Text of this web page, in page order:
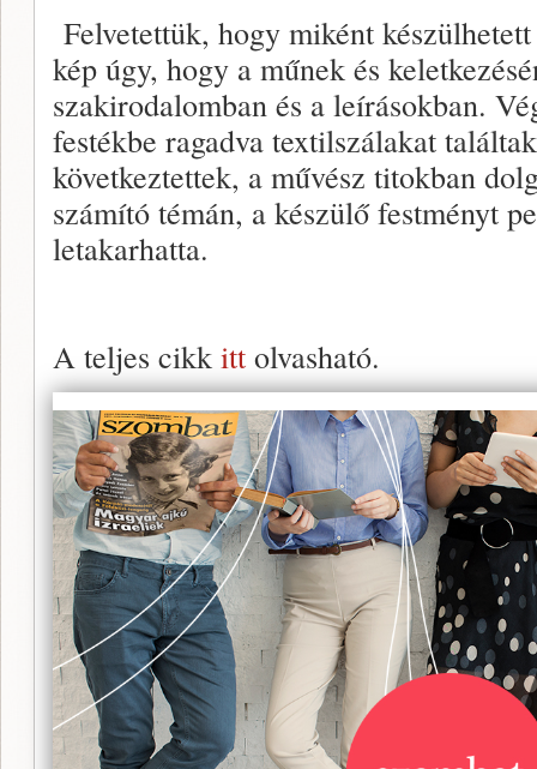
Felvetettük, hogy miként
kép úgy, hogy a műnek és
szakirodalomban és a leírásokban.
festékbe ragadva textilszálakat
következtettek, a művész titokban
számító témán, a készülő festményt
letakarhatta.
A teljes cikk itt olvasható.